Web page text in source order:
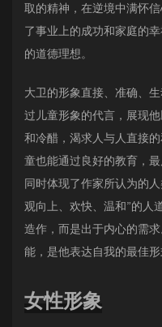
取的精神，在逆境中满怀
了事业上的成功和家庭的
的道德理想。
大卫的形象直接、准确、
过儿童形象的代言，展现
和冷醋，渴求人与人直接
童也能通过良好的教育，
同时体现了作家所认为的
观向上、欢快、温和”的人
造作，而是出于内心的需
能，是他表达自我的最佳形
女性形象